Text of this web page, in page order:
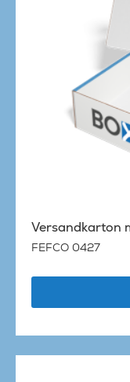
Versandkarton
FEFCO 0427